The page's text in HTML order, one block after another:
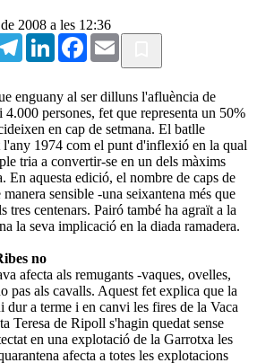
2008 a les 12:36
TelegramLinkedInFacebook
Email
enguany al ser dilluns l'afluència de
persones, fet que representa un 50%
en cap de setmana. El batlle
l'any 1974 com el punt d'inflexió en la qual
tria a convertir-se en un dels màxims
En aquesta edició, el nombre de caps de
sensible -una seixantena més que
tres centenars. Pairó també ha agraït a la
la seva implicació en la diada ramadera.
no
afecta als remugants -vaques, ovelles,
pas als cavalls. Aquest fet explica que la
dur a terme i en canvi les fires de la Vaca
Teresa de Ripoll s'hagin quedat sense
en una explotació de la Garrotxa les
afecta a totes les explotacions